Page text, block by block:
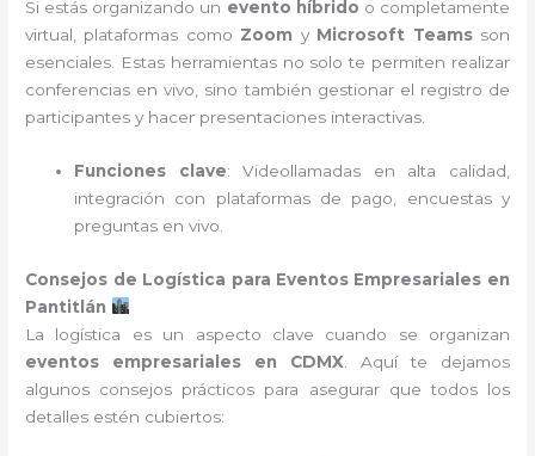
Si estás organizando un evento híbrido o completamente
virtual, plataformas como Zoom y Microsoft Teamsson
esenciales. Estas herramientas no solo te permiten realizar
conferencias en vivo, sino también gestionar el registro de
participantes y hacer presentaciones interactivas.
Funciones clave: Videollamadas en alta calidad,
integración con plataformas de pago, encuestas y
preguntas en vivo.
Consejos de Logística para Eventos Empresariales en
Pantitlán
La logística es un aspecto clave cuando se organizan
eventos empresariales en CDMX . Aquí te dejamos
algunos consejos prácticos para asegurar que todos los
detalles estén cubiertos: